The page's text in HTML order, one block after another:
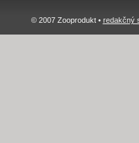
© 2007 Zooprodukt • redakčný